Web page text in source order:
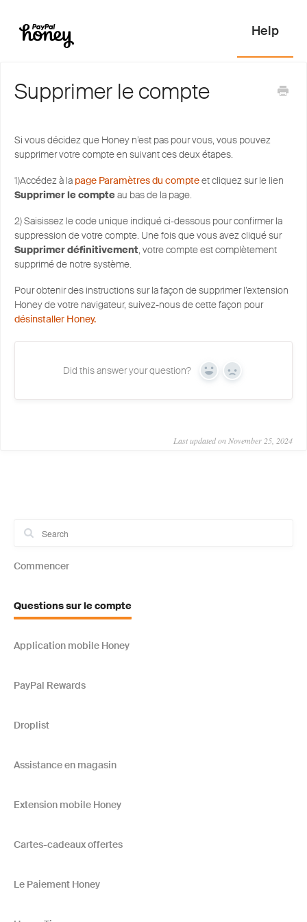
Supprimer le compte
Si vous décidez que Honey n’est pas pour vous, vous pouvez
supprimer votre compte en suivant ces deux étapes.
1)Accédez à la page Paramètres du compteet cliquez sur le lien
Supprimer le compteau bas de la page.
2) Saisissez le code unique indiqué ci-dessous pour confirmer la
suppression de votre compte. Une fois que vous avez cliqué sur
Supprimer définitivement, votre compte est complètement
supprimé de notre système.
Pour obtenir des instructions sur la façon de supprimer l’extension
Honey de votre navigateur, suivez-nous de cette façon pour
désinstaller Honey.
Did this answer your question? Yes No
Last updated on November 25, 2024
Commencer
Questions sur le compte
Application mobile Honey
PayPal Rewards
Droplist
Assistance en magasin
Extension mobile Honey
Cartes-cadeaux offertes
Le Paiement Honey